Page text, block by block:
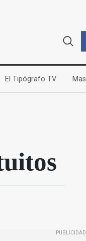
El Tipógrafo TV(current)
Mas
PUBLICIDAD